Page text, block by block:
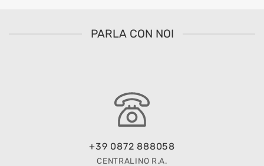
PARLA CON NOI
+39 0872 888058
CENTRALINO R.A.